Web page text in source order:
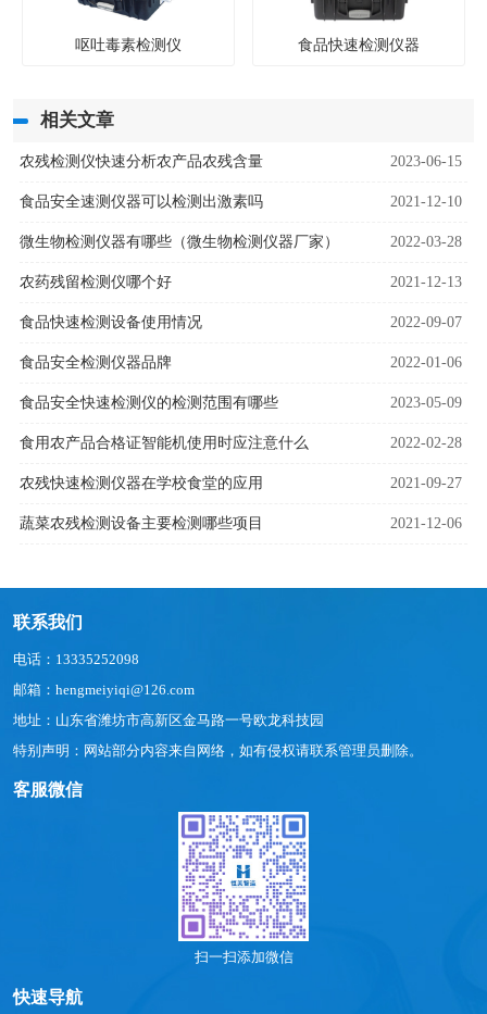
呕吐毒素检测仪 食品快速检测仪器
相关文章
农残检测仪快速分析农产品农残含量 2023-06-15
食品安全速测仪器可以检测出激素吗 2021-12-10
微生物检测仪器有哪些（微生物检测仪器厂家） 2022-03-28
农药残留检测仪哪个好 2021-12-13
食品快速检测设备使用情况 2022-09-07
食品安全检测仪器品牌 2022-01-06
食品安全快速检测仪的检测范围有哪些 2023-05-09
食用农产品合格证智能机使用时应注意什么 2022-02-28
农残快速检测仪器在学校食堂的应用 2021-09-27
蔬菜农残检测设备主要检测哪些项目 2021-12-06
联系我们
电话：13335252098
邮箱：hengmeiyiqi@126.com
地址：山东省潍坊市高新区金马路一号欧龙科技园
特别声明：网站部分内容来自网络，如有侵权请联系管理员删除。
客服微信
扫一扫添加微信
快速导航